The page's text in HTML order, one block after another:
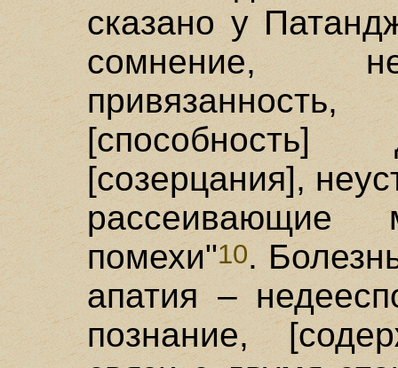
сказано у
сомнение,
[способность]
[созерцания],
помехи"10.
апатия –
познание,